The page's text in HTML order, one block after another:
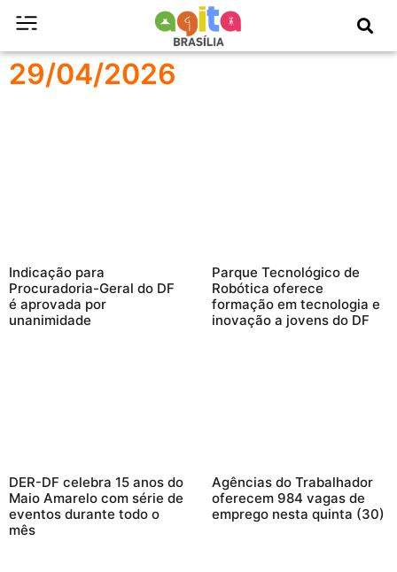
29/04/2026
Indicação para
Procuradoria-Geral do DF
é aprovada por
unanimidade
Parque Tecnológico de
Robótica oferece
formação em tecnologia e
inovação a jovens do DF
DER-DF celebra 15 anos do
Maio Amarelo com série de
eventos durante todo o
mês
Agências do Trabalhador
oferecem 984 vagas de
emprego nesta quinta (30)